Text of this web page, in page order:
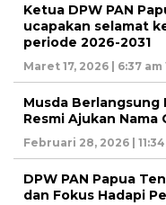
Ketua DPW PAN
ucapakan selamat
periode 2026-2031
Maret 17, 2026 | 6:37 am
Musda Berlangsung
Resmi Ajukan Nama
Februari 28, 2026 |
DPW PAN Papua
dan Fokus Hadapi